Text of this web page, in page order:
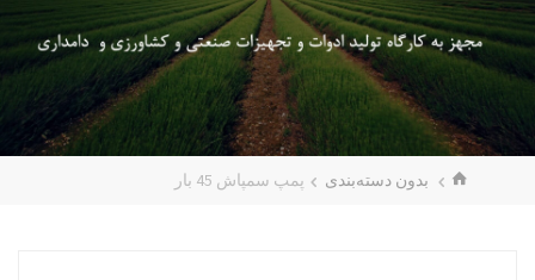
خانهبدون دسته‌بندی پمپ سمپاش 45 بار